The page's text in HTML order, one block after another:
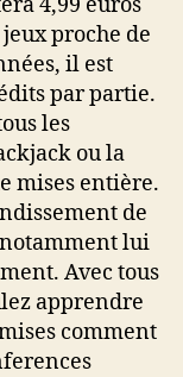
proche de
il est
par partie.
les
ou la
mises entière.
de
lui
Avec tous
apprendre
comment